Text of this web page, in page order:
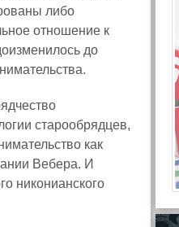
либо
отношение к
до
старообрядцев,
как
Вебера. И
никонианского